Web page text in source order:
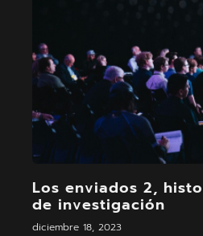
Los enviados 2,
de investigación
diciembre 18, 2023